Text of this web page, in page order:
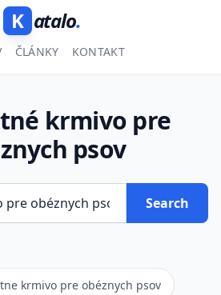
K atalo.
ČLÁNKY KONTAKT
krmivo pre
psov
Search
krmivo pre obéznych psov